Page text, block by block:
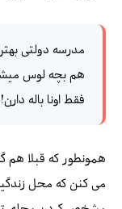
مدرسه دولتی
هم بچه لوس
فقط اونا باله دارن!
همونطور که قبلا هم
می کنن که محل